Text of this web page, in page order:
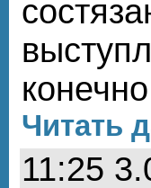
Читать
11:25